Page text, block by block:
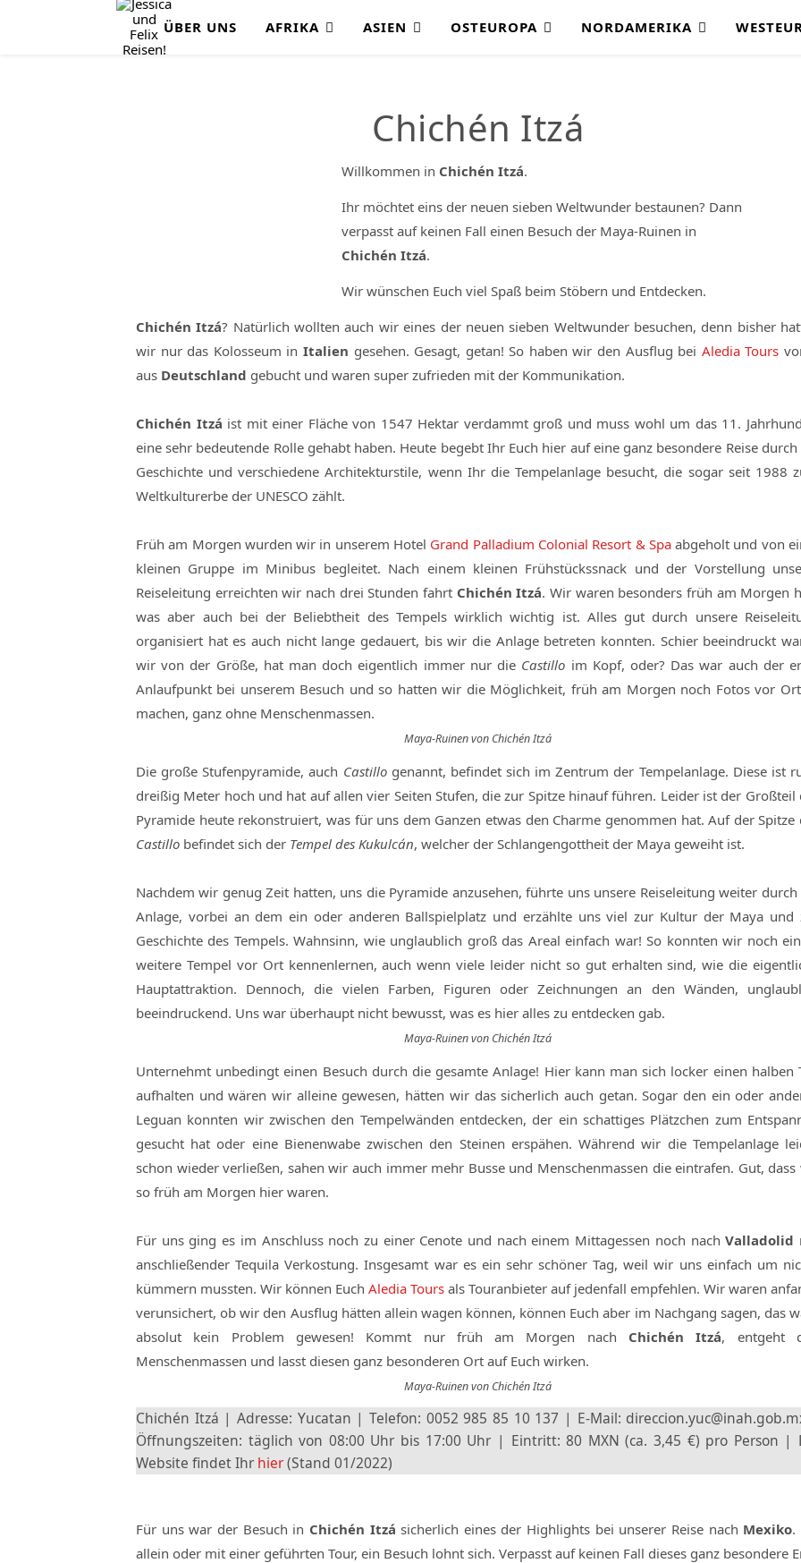
ÜBER UNS AFRIKA ASIEN OSTEUROPA NORDAMERIKA
Chichén Itzá
Willkommen in Chichén Itzá.
Ihr möchtet eins der neuen sieben Weltwunder bestaunen? Dann
verpasst auf keinen Fall einen Besuch der Maya-Ruinen in
Chichén Itzá.
Wir wünschen Euch viel Spaß beim Stöbern und Entdecken.
Chichén Itzá? Natürlich wollten auch wir eines der neuen sieben Weltwunder besuchen, denn bisher
wir nur das Kolosseum in Italien gesehen. Gesagt, getan! So haben wir den Ausflug bei Aledia Tours
aus Deutschland gebucht und waren super zufrieden mit der Kommunikation.
Chichén Itzá ist mit einer Fläche von 1547 Hektar verdammt groß und muss wohl um das 11.
eine sehr bedeutende Rolle gehabt haben. Heute begebt Ihr Euch hier auf eine ganz besondere Reise durch
Geschichte und verschiedene Architekturstile, wenn Ihr die Tempelanlage besucht, die sogar seit 1988
Weltkulturerbe der UNESCO zählt.
Früh am Morgen wurden wir in unserem Hotel Grand Palladium Colonial Resort & Spaabgeholt und von
kleinen Gruppe im Minibus begleitet. Nach einem kleinen Frühstückssnack und der Vorstellung
Reiseleitung erreichten wir nach drei Stunden fahrt Chichén Itzá. Wir waren besonders früh am Morgen
was aber auch bei der Beliebtheit des Tempels wirklich wichtig ist. Alles gut durch unsere
organisiert hat es auch nicht lange gedauert, bis wir die Anlage betreten konnten. Schier beeindruckt
wir von der Größe, hat man doch eigentlich immer nur die Castillo im Kopf, oder? Das war auch der
Anlaufpunkt bei unserem Besuch und so hatten wir die Möglichkeit, früh am Morgen noch Fotos vor
machen, ganz ohne Menschenmassen.
Maya-Ruinen von Chichén Itzá
Die große Stufenpyramide, auch Castillogenannt, befindet sich im Zentrum der Tempelanlage. Diese ist
dreißig Meter hoch und hat auf allen vier Seiten Stufen, die zur Spitze hinauf führen. Leider ist der Großteil
Pyramide heute rekonstruiert, was für uns dem Ganzen etwas den Charme genommen hat. Auf der Spitze
Castillo befindet sich der Tempel des Kukulcán, welcher der Schlangengottheit der Maya geweiht ist.
Nachdem wir genug Zeit hatten, uns die Pyramide anzusehen, führte uns unsere Reiseleitung weiter durch
Anlage, vorbei an dem ein oder anderen Ballspielplatz und erzählte uns viel zur Kultur der Maya und
Geschichte des Tempels. Wahnsinn, wie unglaublich groß das Areal einfach war! So konnten wir noch
weitere Tempel vor Ort kennenlernen, auch wenn viele leider nicht so gut erhalten sind, wie die
Hauptattraktion. Dennoch, die vielen Farben, Figuren oder Zeichnungen an den Wänden,
beeindruckend. Uns war überhaupt nicht bewusst, was es hier alles zu entdecken gab.
Maya-Ruinen von Chichén Itzá
Unternehmt unbedingt einen Besuch durch die gesamte Anlage! Hier kann man sich locker einen halben
aufhalten und wären wir alleine gewesen, hätten wir das sicherlich auch getan. Sogar den ein oder
Leguan konnten wir zwischen den Tempelwänden entdecken, der ein schattiges Plätzchen zum
gesucht hat oder eine Bienenwabe zwischen den Steinen erspähen. Während wir die Tempelanlage
schon wieder verließen, sahen wir auch immer mehr Busse und Menschenmassen die eintrafen. Gut,
so früh am Morgen hier waren.
Für uns ging es im Anschluss noch zu einer Cenote und nach einem Mittagessen noch nachValladolid
anschließender Tequila Verkostung. Insgesamt war es ein sehr schöner Tag, weil wir uns einfach um
kümmern mussten. Wir können Euch Aledia Tours als Touranbieter auf jedenfall empfehlen. Wir waren
verunsichert, ob wir den Ausflug hätten allein wagen können, können Euch aber im Nachgang sagen, das
absolut kein Problem gewesen! Kommt nur früh am Morgen nach Chichén Itzá, entgeht
Menschenmassen und lasst diesen ganz besonderen Ort auf Euch wirken.
Maya-Ruinen von Chichén Itzá
Chichén Itzá | Adresse: Yucatan | Telefon: 0052 985 85 10 137 | E-Mail:
Öffnungszeiten: täglich von 08:00 Uhr bis 17:00 Uhr | Eintritt: 80 MXN (ca. 3,45 €) pro Person |
Website findet Ihr hier(Stand 01/2022)
Für uns war der Besuch in Chichén Itzá sicherlich eines der Highlights bei unserer Reise nach Mexiko.
allein oder mit einer geführten Tour, ein Besuch lohnt sich. Verpasst auf keinen Fall dieses ganz besondere